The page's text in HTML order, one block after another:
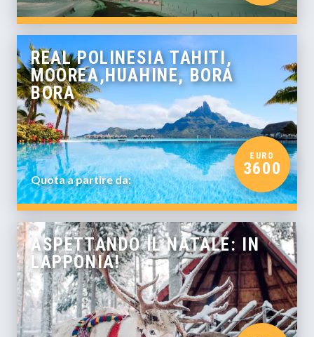
REAL POLINESIA TAHITI,
MOOREA,HUAHINE, BORA
BORA
Quota a partire da:
EURO
3600
ASPETTANDO IL NATALE: IN
LAPPONIA!